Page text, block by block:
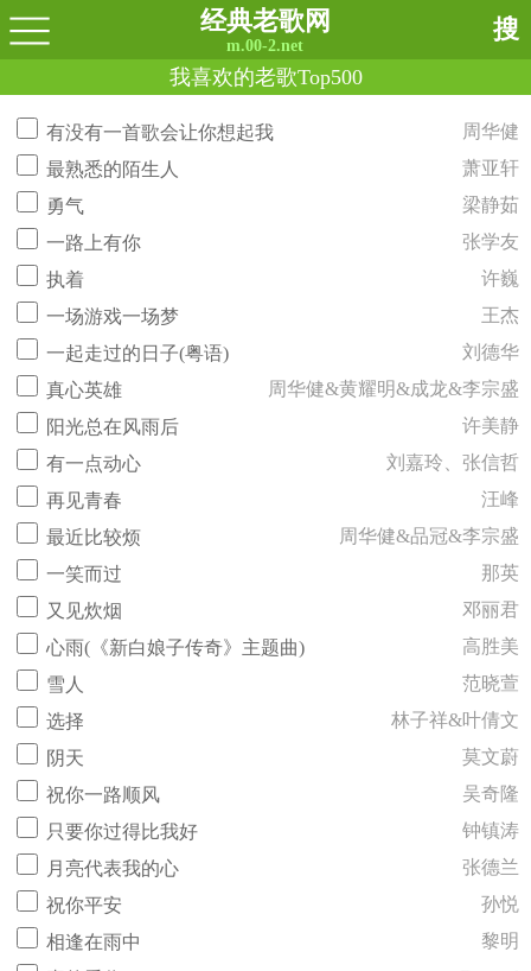
经典老歌网
m.00-2.net
搜
我喜欢的老歌Top500
有没有一首歌会让你想起我
周华健
最熟悉的陌生人
萧亚轩
勇气
梁静茹
一路上有你
张学友
执着
许巍
一场游戏一场梦
王杰
一起走过的日子(粤语)
刘德华
真心英雄
周华健&黄耀明&成龙&李宗盛
阳光总在风雨后
许美静
有一点动心
刘嘉玲、张信哲
再见青春
汪峰
最近比较烦
周华健&品冠&李宗盛
一笑而过
那英
又见炊烟
邓丽君
心雨(《新白娘子传奇》主题曲)
高胜美
雪人
范晓萱
选择
林子祥&叶倩文
阴天
莫文蔚
祝你一路顺风
吴奇隆
只要你过得比我好
钟镇涛
月亮代表我的心
张德兰
祝你平安
孙悦
相逢在雨中
黎明